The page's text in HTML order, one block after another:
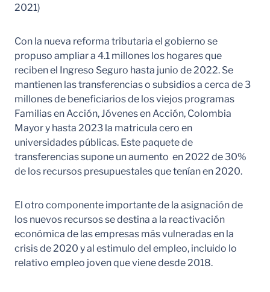
2021)
Con la nueva reforma tributaria el gobierno se
propuso ampliar a 4.1 millones los hogares que
reciben el Ingreso Seguro hasta junio de 2022. Se
mantienen las transferencias o subsidios a cerca de 3
millones de beneficiarios de los viejos programas
Familias en Acción, Jóvenes en Acción, Colombia
Mayor y hasta 2023 la matricula cero en
universidades públicas. Este paquete de
transferencias supone un aumento en 2022 de 30%
de los recursos presupuestales que tenían en 2020.
El otro componente importante de la asignación de
los nuevos recursos se destina a la reactivación
económica de las empresas más vulneradas en la
crisis de 2020 y al estimulo del empleo, incluido lo
relativo empleo joven que viene desde 2018.